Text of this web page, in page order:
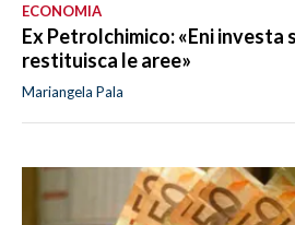
ECONOMIA
Ex Petrolchimico: «Eni investa
restituisca le aree»
Mariangela Pala